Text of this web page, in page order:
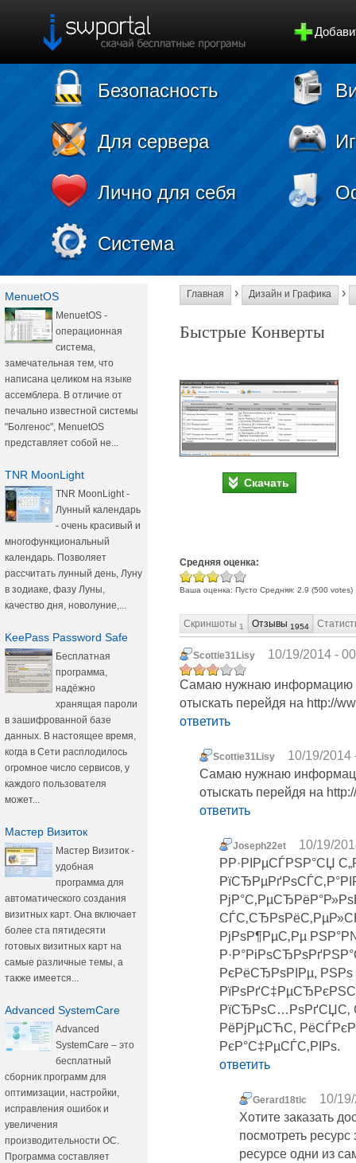
Безопасность
Для сервера
Лично для себя
Система
MenuetOS
MenuetOS -
операционная
система,
замечательная тем, что
написана целиком на языке
ассемблера. В отличие от
печально известной системы
"Болгенос", MenuetOS
представляет собой не...
TNR MoonLight
TNR MoonLight -
Лунный календарь
- очень красивый и
многофункциональный
календарь. Позволяет
рассчитать лунный день, Луну
в зодиаке, фазу Луны,
качество дня, новолуние,...
KeePass Password Safe
Бесплатная
программа,
надёжно
хранящая пароли
в зашифрованной базе
данных. В настоящее время,
когда в Сети расплодилось
огромное число сервисов, у
каждого пользователя
может...
Мастер Визиток
Мастер Визиток -
удобная
программа для
автоматического создания
визитных карт. Она включает
более ста пятидесяти
готовых визитных карт на
самые различные темы, а
также имеется...
Advanced SystemCare
Advanced
SystemCare – это
бесплатный
сборник программ для
оптимизации, настройки,
исправления ошибок и
увеличения
производительности ОС.
Программа составляет
Главная › Дизайн и Графика ›
Быстрые Конверты
Скачать
Средняя оценка:
Ваша оценка: Пусто Средняя: 2.9 (500 votes)
Скриншоты 1 Отзывы 1954
Scottie31Lisy 10/19/2014 -
Самаю нужнаю информацию о
отыскать перейдя на http://
ответить
Scottie31Lisy
10/19/2014
Самаю нужнаю
отыскать перейдя на
ответить
Joseph22et
10/19/
РР·РІРµСЃРЅР°СЏ
РјРѕР¶РµС‚Рµ
РєРёСЂРѕРІРµ, РЅРѕ
РїСЂРѕС…РѕРґСЏС‚
РёРјРµСЋС‚
РєР°С‡РµСЃС‚РІРѕ.
ответить
Gerard18tic
10/
Хотите заказать
посмотреть
ресурсе одни из